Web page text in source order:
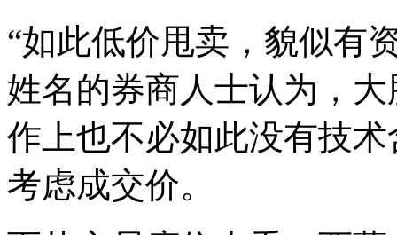
“如此低价甩卖，貌似有
姓名的券商人士认为，
作上也不必如此没有技
考虑成交价。